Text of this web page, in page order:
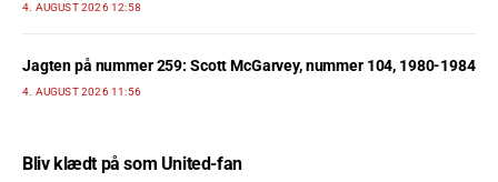
4. AUGUST 2026 12:58
Jagten på nummer 259: Scott McGarvey, nummer 104, 1980-1984
4. AUGUST 2026 11:56
Bliv klædt på som United-fan